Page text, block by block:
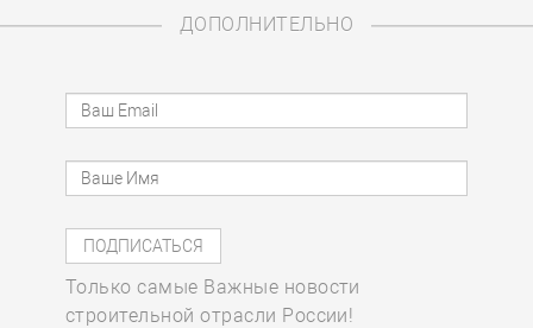
ДОПОЛНИТЕЛЬНО
Только самые Важные новости
строительной отрасли России!